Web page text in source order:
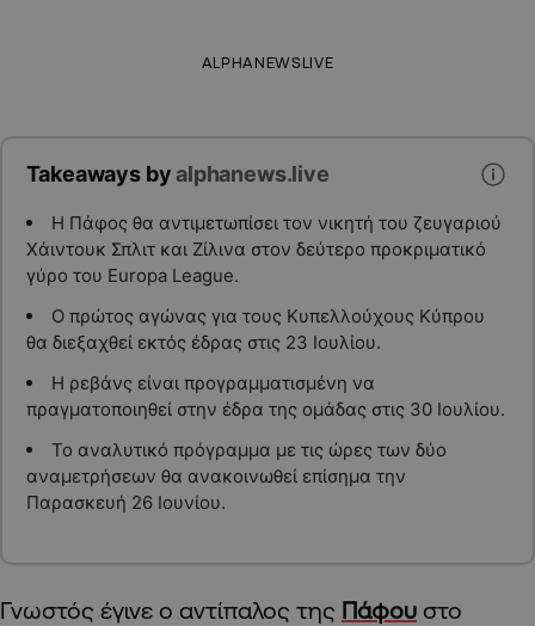
ALPHANEWSLIVE
Takeaways byalphanews.live
Η Πάφος θα αντιμετωπίσει τον νικητή του ζευγαριού
Χάιντουκ Σπλιτ και Ζίλινα στον δεύτερο προκριματικό
γύρο του Europa League.
Ο πρώτος αγώνας για τους Κυπελλούχους Κύπρου
θα διεξαχθεί εκτός έδρας στις 23 Ιουλίου.
Η ρεβάνς είναι προγραμματισμένη να
πραγματοποιηθεί στην έδρα της ομάδας στις 30 Ιουλίου.
Το αναλυτικό πρόγραμμα με τις ώρες των δύο
αναμετρήσεων θα ανακοινωθεί επίσημα την
Παρασκευή 26 Ιουνίου.
Γνωστός έγινε ο αντίπαλος της Πάφου στο